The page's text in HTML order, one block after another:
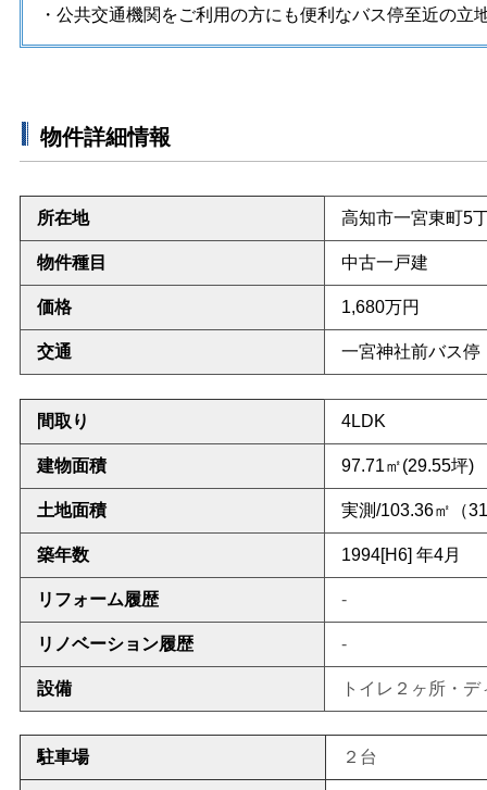
・公共交通機関をご利用の方にも便利なバス停至近の立
物件詳細情報
所在地 高知市一宮東町5
物件種目 中古一戸建
価格 1,680万円
交通 一宮神社前バス
間取り 4LDK
建物面積 97.71㎡(29.55坪)
土地面積 実測/103.36㎡（
築年数 1994[H6] 年4月
リフォーム履歴 -
リノベーション履歴 -
設備 トイレ２ヶ所・
駐車場 ２台